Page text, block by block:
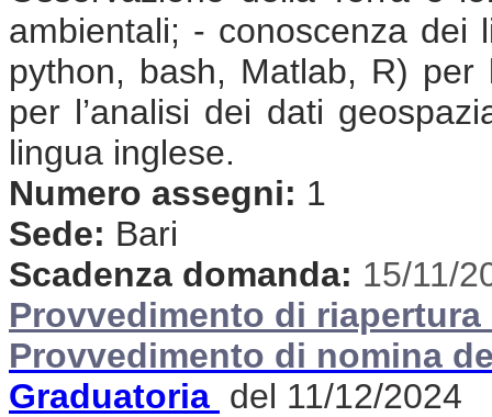
ambientali; - conoscenza dei
python, bash, Matlab, R) per
per l’analisi dei dati
lingua inglese.
Numero assegni: 1
Sede: Bari
Scadenza domanda: 15/11/
Provvedimento di
Provvedimento di nomina
Graduatoria del 11/12/2024